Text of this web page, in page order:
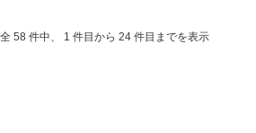
全 58 件中、 1 件目から 24 件目までを表示